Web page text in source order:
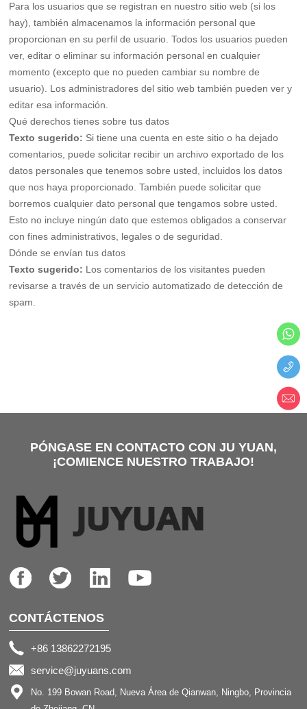
Para los usuarios que se registran en nuestro sitio web (si los
hay), también almacenamos la información personal que
proporcionan en su perfil de usuario. Todos los usuarios pueden
ver, editar o eliminar su información personal en cualquier
momento (excepto que no pueden cambiar su nombre de
usuario). Los administradores del sitio web también pueden ver y
editar esa información.
Qué derechos tienes sobre tus datos
Texto sugerido: Si tiene una cuenta en este sitio o ha dejado
comentarios, puede solicitar recibir un archivo exportado de los
datos personales que tenemos sobre usted, incluidos los datos
que nos haya proporcionado. También puede solicitar que
borremos cualquier dato personal que tengamos sobre usted.
Esto no incluye ningún dato que estemos obligados a conservar
con fines administrativos, legales o de seguridad.
Dónde se envían tus datos
Texto sugerido: Los comentarios de los visitantes pueden
revisarse a través de un servicio automatizado de detección de
spam.
PÓNGASE EN CONTACTO CON JU YUAN,
¡COMIENCE NUESTRO TRABAJO!
CONTÁCTENOS
+86 13862272195
service@juyuans.com
No. 199 Bowan Road, Nueva Área de Qianwan, Ningbo, Provincia